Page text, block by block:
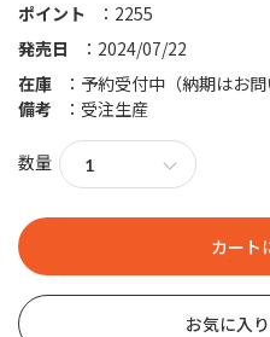
発売日 2024/07/22
ポイント 2255
在庫
予約受付中（納期はお問
備考
受注生産
数量
お気に入